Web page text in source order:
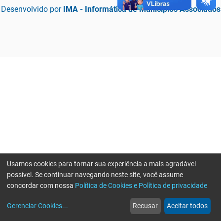
Desenvolvido por IMA - Informática de Municípios Associados
web
Notícias
more_horiz
Mais
Usamos cookies para tornar sua experiência a mais agradável
possível. Se continuar navegando neste site, você assume
concordar com nossa Política de Cookies e Política de privacidade
Gerenciar Cookies... Recusar Aceitar todos
Erro ao enviar informações, por favor tente novamente